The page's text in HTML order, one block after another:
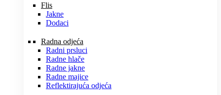
Flis
Jakne
Dodaci
Radna odjeća
Radni prsluci
Radne hlače
Radne jakne
Radne majice
Reflektirajuća odjeća